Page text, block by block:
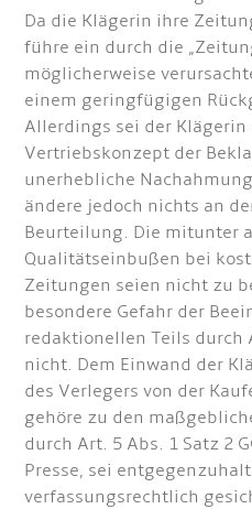
Da die Klägerin ihre
führe ein durch die
möglicherweise
einem geringfügigen
Allerdings sei der
Vertriebskonzept der
unerhebliche
ändere jedoch nichts an
Beurteilung. Die mitunter
Qualitätseinbußen bei
Zeitungen seien nicht zu
besondere Gefahr der
redaktionellen Teils durch
nicht. Dem Einwand der
des Verlegers von der
gehöre zu den
durch Art. 5 Abs. 1 Satz 2
Presse, sei
verfassungsrechtlich